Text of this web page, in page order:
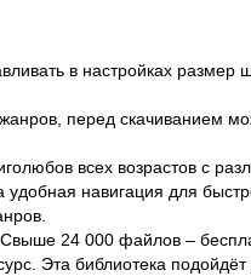
в настройках
перед скачиванием
всех возрастов с
удобная навигация для
24 000 файлов –
Эта библиотека подойдёт